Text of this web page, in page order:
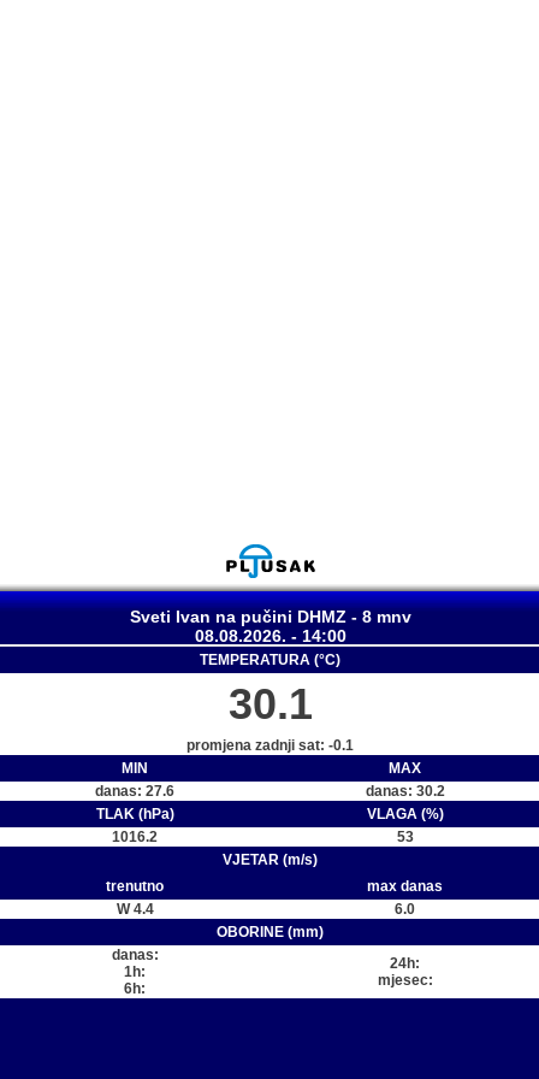
Sveti Ivan na pučini DHMZ - 8 mnv
08.08.2026. - 14:00
TEMPERATURA (°C)
30.1
promjena zadnji sat: -0.1
MIN
MAX
danas: 27.6
danas: 30.2
TLAK (hPa)
VLAGA (%)
1016.2
53
VJETAR (m/s)
trenutno
max danas
W 4.4
6.0
OBORINE (mm)
danas:
1h:
6h:
24h:
mjesec: